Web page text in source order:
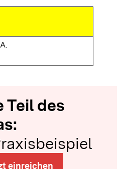
Teil des
einreichen